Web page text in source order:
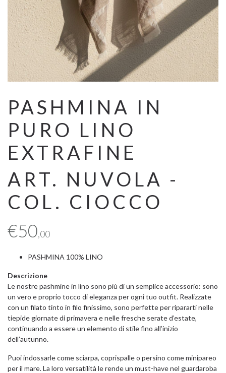
PASHMINA IN
PURO LINO
EXTRAFINE
ART. NUVOLA -
COL. CIOCCO
€50,00
PASHMINA 100% LINO
Descrizione
Le nostre pashmine in lino sono più di un semplice accessorio: sono
un vero e proprio tocco di eleganza per ogni tuo outfit. Realizzate
con un filato tinto in filo finissimo, sono perfette per ripararti nelle
tiepide giornate di primavera e nelle fresche serate d’estate,
continuando a essere un elemento di stile fino all’inizio
dell’autunno.
Puoi indossarle come sciarpa, coprispalle o persino come minipareo
per il mare. La loro versatilità le rende un must-have nel guardaroba